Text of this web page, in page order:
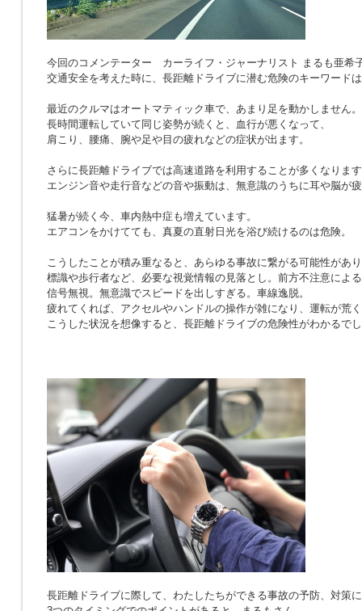
今回のコメンテーター カーライフ・ジャーナリスト まるも亜希
交通安全を考えた時に、長距離ドライブに潜む危険のキーワード
最近のクルマはオートマティック車で、あまり足を動かしません。
長時間運転していて同じ姿勢が続くと、血行が悪くなって、
肩こり、腰痛、腕や足や目の疲れなどの症状が出ます。
さらに長距離ドライブでは高速道路を利用することが多くなりま
エンジン音や走行音などの音や振動は、無意識のうちに耳や脳が
猛暑が続く今、車内熱中症も増えています。
エアコンをかけてても、真夏の直射日光を浴び続けるのは危険。
こうしたことが積み重なると、あらゆる事故に繋がる可能性があ
標識や歩行者など、必要な視覚情報の見落とし。前方不注意によ
信号無視。無意識でスピードを出しすぎる。車線逸脱。
疲れてくれば、アクセルやハンドルの操作が雑になり、運転が荒
こうした状況を想像すると、長距離ドライブの危険性がわかるで
長距離ドライブに際して、わたしたちができる事故の予防、対策